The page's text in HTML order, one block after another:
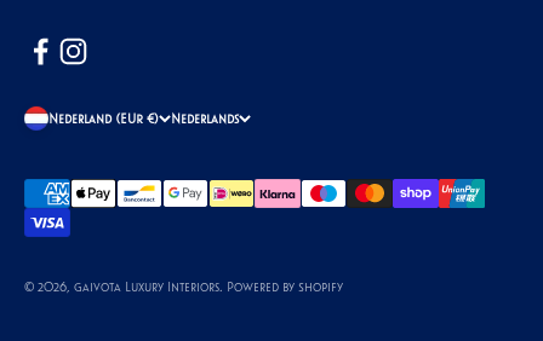
Nederland (EUR €) Nederlands
© 2026, Gaivota Luxury Interiors. Powered by Shopify